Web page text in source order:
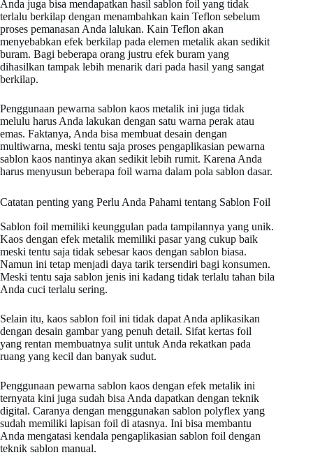
Anda juga bisa mendapatkan hasil sablon foil yang tidak
terlalu berkilap dengan menambahkan kain Teflon sebelum
proses pemanasan Anda lalukan. Kain Teflon akan
menyebabkan efek berkilap pada elemen metalik akan sedikit
buram. Bagi beberapa orang justru efek buram yang
dihasilkan tampak lebih menarik dari pada hasil yang sangat
berkilap.
Penggunaan pewarna sablon kaos metalik ini juga tidak
melulu harus Anda lakukan dengan satu warna perak atau
emas. Faktanya, Anda bisa membuat desain dengan
multiwarna, meski tentu saja proses pengaplikasian pewarna
sablon kaos nantinya akan sedikit lebih rumit. Karena Anda
harus menyusun beberapa foil warna dalam pola sablon dasar.
Catatan penting yang Perlu Anda Pahami tentang Sablon Foil
Sablon foil memiliki keunggulan pada tampilannya yang unik.
Kaos dengan efek metalik memiliki pasar yang cukup baik
meski tentu saja tidak sebesar kaos dengan sablon biasa.
Namun ini tetap menjadi daya tarik tersendiri bagi konsumen.
Meski tentu saja sablon jenis ini kadang tidak terlalu tahan bila
Anda cuci terlalu sering.
Selain itu, kaos sablon foil ini tidak dapat Anda aplikasikan
dengan desain gambar yang penuh detail. Sifat kertas foil
yang rentan membuatnya sulit untuk Anda rekatkan pada
ruang yang kecil dan banyak sudut.
Penggunaan pewarna sablon kaos dengan efek metalik ini
ternyata kini juga sudah bisa Anda dapatkan dengan teknik
digital. Caranya dengan menggunakan sablon polyflex yang
sudah memiliki lapisan foil di atasnya. Ini bisa membantu
Anda mengatasi kendala pengaplikasian sablon foil dengan
teknik sablon manual.